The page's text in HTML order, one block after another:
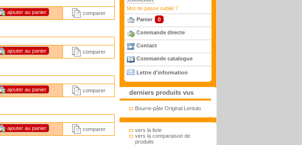
comparer
comparer
comparer
comparer
Mot de passe oublié ?
Panier
0
Commande directe
Contact
Commande catalogue
Lettre d'information
derniers produits vus
Bourre-pâte Original Lentulo
vers la liste
vers la comparaison de
produits